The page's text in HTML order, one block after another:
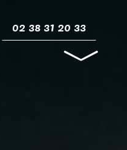
02 38 31 20 33